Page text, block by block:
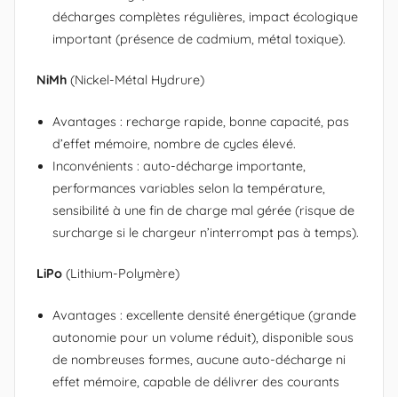
décharges complètes régulières, impact écologique
important (présence de cadmium, métal toxique).
NiMh (Nickel-Métal Hydrure)
Avantages : recharge rapide, bonne capacité, pas
d’effet mémoire, nombre de cycles élevé.
Inconvénients : auto-décharge importante,
performances variables selon la température,
sensibilité à une fin de charge mal gérée (risque de
surcharge si le chargeur n’interrompt pas à temps).
LiPo (Lithium-Polymère)
Avantages : excellente densité énergétique (grande
autonomie pour un volume réduit), disponible sous
de nombreuses formes, aucune auto-décharge ni
effet mémoire, capable de délivrer des courants